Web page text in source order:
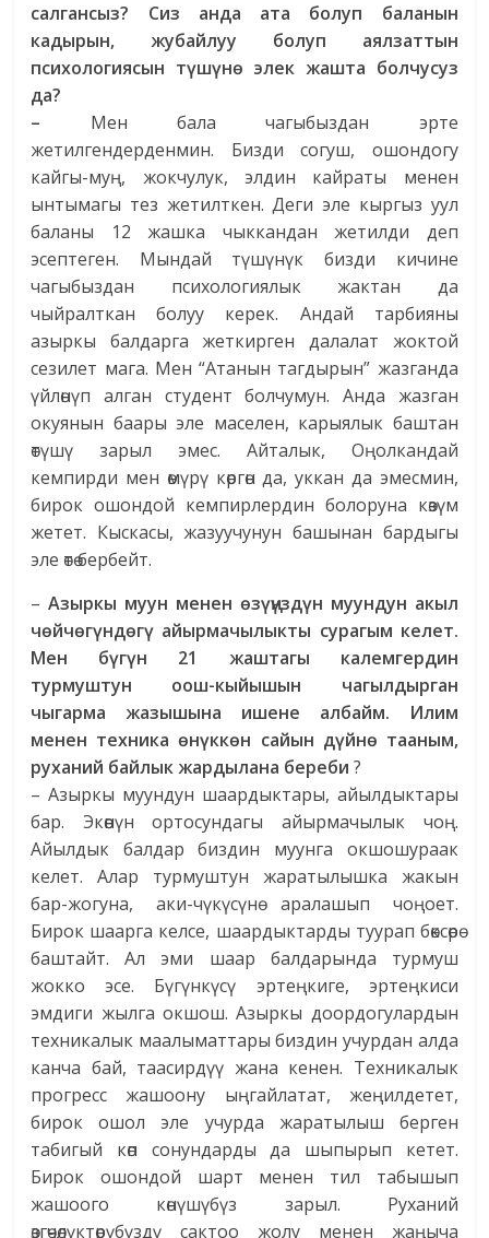
салгансыз? Сиз анда ата болуп баланын
кадырын, жубайлуу болуп аялзаттын
психологиясын түшүнө элек жашта болчусуз
да?
–
Мен бала чагыбыздан эрте
жетилгендерденмин. Бизди согуш, ошондогу
кайгы-муң, жокчулук, элдин кайраты менен
ынтымагы тез жетилткен. Деги эле кыргыз уул
баланы 12 жашка чыккандан жетилди деп
эсептеген. Мындай түшүнүк бизди кичине
чагыбыздан психологиялык жактан да
чыйралткан болуу керек. Андай тарбияны
азыркы балдарга жеткирген далалат жоктой
сезилет мага. Мен “Атанын тагдырын” жазганда
үйлөнүп алган студент болчумун. Анда жазган
окуянын баары эле маселен, карыялык баштан
өтүшү зарыл эмес. Айталык, Оңолкандай
кемпирди мен өмүрү көргөн да, уккан да эмесмин,
бирок ошондой кемпирлердин болоруна көзүм
жетет. Кыскасы, жазуучунун башынан бардыгы
эле өтө бербейт.
– Азыркы муун менен өзүңүздүн муундун акыл
чөйчөгүндөгү айырмачылыкты сурагым келет.
Мен бүгүн 21 жаштагы калемгердин
турмуштун оош-кыйышын чагылдырган
чыгарма жазышына ишене албайм. Илим
менен техника өнүккөн сайын дүйнө тааным,
руханий байлык жардылана береби ?
– Азыркы муундун шаардыктары, айылдыктары
бар. Экөөнүн ортосундагы айырмачылык чоң.
Айылдык балдар биздин муунга окшошураак
келет. Алар турмуштун жаратылышка жакын
бар-жогуна, аки-чүкүсүнө аралашып чоңоет.
Бирок шаарга келсе, шаардыктарды туурап бөксөрө
баштайт. Ал эми шаар балдарында турмуш
жокко эсе. Бүгүнкүсү эртеңкиге, эртеңкиси
эмдиги жылга окшош. Азыркы доордогулардын
техникалык маалыматтары биздин учурдан алда
канча бай, таасирдүү жана кенен. Техникалык
прогресс жашоону ыңгайлатат, жеңилдетет,
бирок ошол эле учурда жаратылыш берген
табигый көп сонундарды да шыпырып кетет.
Бирок ошондой шарт менен тил табышып
жашоого көнүшүбүз зарыл. Руханий
өзгөчөлүктөрүбүздү сактоо жолу менен жаңыча